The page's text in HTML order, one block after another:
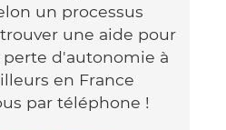
un processus
une aide pour
perte d'autonomie à
en France
par téléphone !